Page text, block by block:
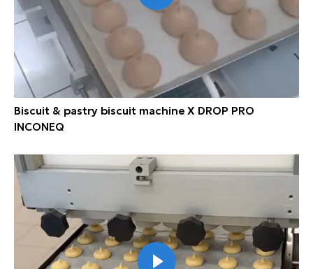
Biscuit & pastry biscuit machine X DROP PRO
INCONEQ